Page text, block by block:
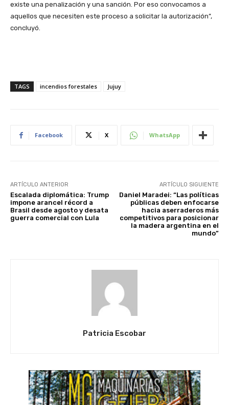
existe una penalización y una sanción. Por eso convocamos a
aquellos que necesiten este proceso a solicitar la autorización”,
concluyó.
TAGS incendios forestales Jujuy
Facebook X WhatsApp
ARTÍCULO ANTERIOR
Escalada diplomática: Trump
impone arancel récord a
Brasil desde agosto y desata
guerra comercial con Lula
ARTÍCULO SIGUIENTE
Daniel Maradei: “Las políticas
públicas deben enfocarse
hacia aserraderos más
competitivos para posicionar
la madera argentina en el
mundo”
Patricia Escobar